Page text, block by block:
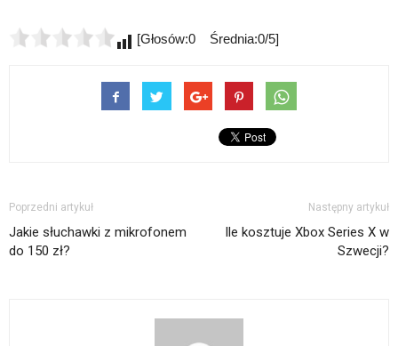
[Głosów:0 Średnia:0/5]
Poprzedni artykuł
Jakie słuchawki z mikrofonem
do 150 zł?
Następny artykuł
Ile kosztuje Xbox Series X w
Szwecji?